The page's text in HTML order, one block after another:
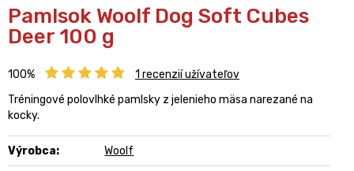
Pamlsok Woolf Dog Soft Cubes
Deer 100 g
100% 1 recenzií užívateľov
Tréningové polovlhké pamlsky z jelenieho mäsa narezané na
kocky.
Výrobca: Woolf